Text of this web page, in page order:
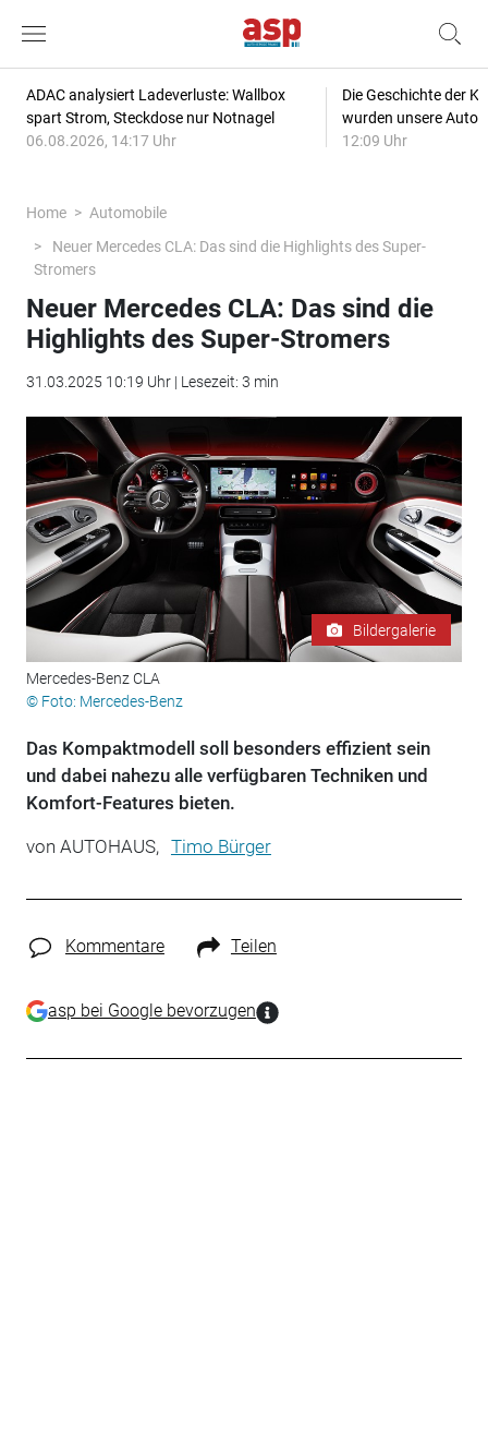
ADAC analysiert Ladeverluste: Wallbox
spart Strom, Steckdose nur Notnagel
06.08.2026, 14:17 Uhr
Die Geschichte der
wurden unsere
12:09 Uhr
Home
Automobile
Neuer Mercedes CLA: Das sind die Highlights des Super-
Stromers
Neuer Mercedes CLA: Das sind die
Highlights des Super-Stromers
31.03.2025 10:19 Uhr | Lesezeit: 3 min
Bildergalerie
Mercedes-Benz CLA
© Foto: Mercedes-Benz
Das Kompaktmodell soll besonders effizient sein
und dabei nahezu alle verfügbaren Techniken und
Komfort-Features bieten.
von AUTOHAUS, Timo Bürger
Kommentare Teilen
asp bei Google bevorzugen